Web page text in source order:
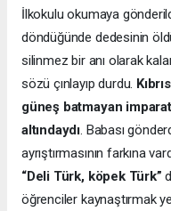
İlkokulu okumaya
döndüğünde dedesinin
silinmez bir anı olarak
sözü çınlayıp durdu.
güneş batmayan
altındaydı . Babası
ayrıştırmasının farkına
“Deli Türk, köpek Türk”
öğrenciler kaynaştırmak